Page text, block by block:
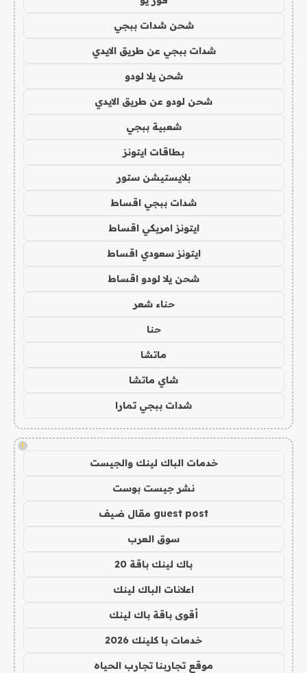
شحن شدات ببجي
شدات ببجي عن طريق الايدي
شحن يلا لودو
شحن لودو عن طريق الايدي
شعبية ببجي
بطاقات ايتونز
بلايستيشن ستور
شدات ببجي اقساط
ايتونز امريكي اقساط
ايتونز سعودي اقساط
شحن يلا لودو اقساط
حناء شعر
حنا
ماتشا
شاي ماتشا
شدات ببجي تمارا
!
خدمات الباك لينك والجيست
نشر جيست بوست
guest post مقال ضيف
سوق العرب
باك لينك باقة 20
اعلانات الباك لينك
أقوى باقة باك لينك
خدمات با كلينك 2026
موقع تجاربنا تجارب الحياه